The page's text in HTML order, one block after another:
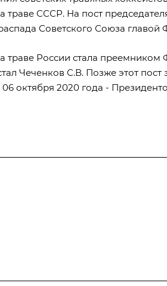
траве СССР. На пост
Советского Союза
траве России стала
Чеченков С.В. Позже этот пост
октября 2020 года -